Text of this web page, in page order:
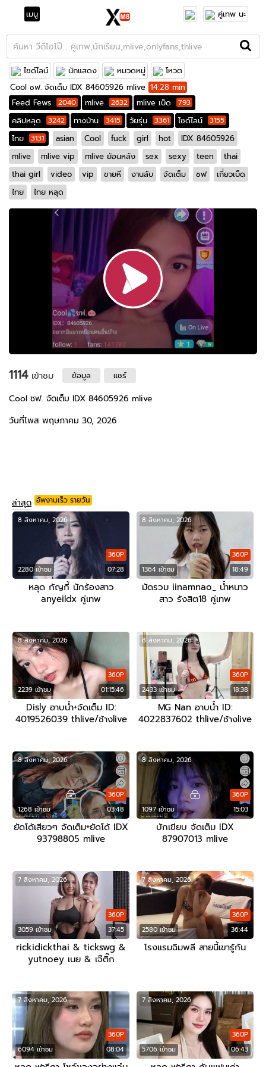
เมนู คู่เทพ นะ
ไซด์ไลน์ นักแสดง หมวดหมู่
โหวต
Cool ชฟ. จัดเต็ม IDX 84605926 mlive 14:28 min
Feed Fews
2040 mlive 2632 mlive เบ็ด 793
คลิปหลุด 3242 ทางบ้าน 3415 วัยรุ่น 3361 ไซด์ไลน์ 3155
ไทย 3131 asian Cool fuck girl hot
IDX 84605926
mlive
mlive vip mlive ย้อนหลัง sex sexy teen
thai
thai girl
video vip ขายหี งานลับ จัดเต็ม ชฟ
เกี่ยวเบ็ด
ไทย
ไทย หลุด
1114เข้าชม ข้อมูล แชร์
Cool ชฟ. จัดเต็ม IDX 84605926 mlive
วันที่โพส พฤษภาคม 30, 2026
ล่าสุด อัพงานเร็ว รายวัน
2280 เข้าชม 07:28
360P
8 สิงหาคม, 2026
หลุด กัญกี้ นักร้องสาว
anyeildx คู่เทพ
1364 เข้าชม 18:49
360P
8 สิงหาคม, 2026
มัดรวม iinamnao_ น้ำหนาว
สาว รังสิต18 คู่เทพ
2239 เข้าชม 01:15:46
360P
8 สิงหาคม, 2026
Disly อาบน้ำ+จัดเต็ม ID:
4019526039 thlive/ช้างlive
2433 เข้าชม 18:38
360P
8 สิงหาคม, 2026
MG Nan อาบน้ำ ID:
4022837602 thlive/ช้างlive
1268 เข้าชม 03:48
360P
8 สิงหาคม, 2026
ยัดโด้เสียวๆ จัดเต็ม+ยัดโด้ IDX
93798805 mlive
1097 เข้าชม 15:03
360P
8 สิงหาคม, 2026
บักเขียบ จัดเต็ม IDX
87907013 mlive
3059 เข้าชม 37:45
360P
7 สิงหาคม, 2026
rickidickthai & tickswg &
yutnoey เนย & เจ๊ติ๊ก
2580 เข้าชม 36:44
360P
7 สิงหาคม, 2026
โรงแรมฉิมพลี สายนี้เขารู้กัน
6094 เข้าชม 08:04
360P
7 สิงหาคม, 2026
5706 เข้าชม 06:43
360P
7 สิงหาคม, 2026